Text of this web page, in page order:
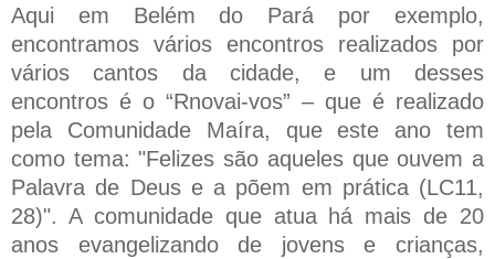
Aqui em Belém do Pará por exemplo,
encontramos vários encontros realizados por
vários cantos da cidade, e um desses
encontros é o “Rnovai-vos” – que é realizado
pela Comunidade Maíra, que este ano tem
como tema: "Felizes são aqueles que ouvem a
Palavra de Deus e a põem em prática (LC11,
28)". A comunidade que atua há mais de 20
anos evangelizando de jovens e crianças,